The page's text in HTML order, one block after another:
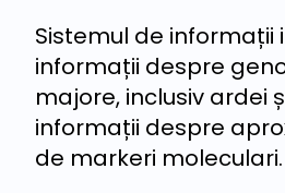
Sistemul de informații
informații despre
majore, inclusiv ardei
informații despre
de markeri moleculari.